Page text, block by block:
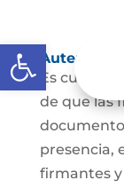
Abrir barra de
Es cuando
de que las
presencia,
firmantes y